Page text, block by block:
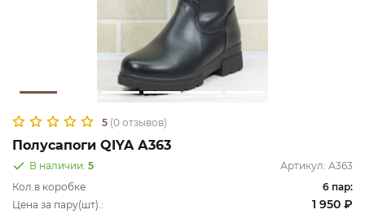
5 (0 отзывов)
Полусапоги QIYA А363
В наличии: 5 Артикул: А363
Кол.в коробке
6 пар:
Цена за пару(шт).:
1 950 ₽